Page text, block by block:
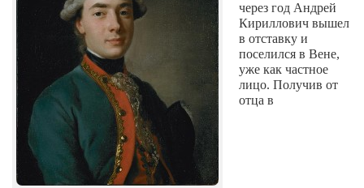
через год Андрей
Кириллович вышел
в отставку и
поселился в Вене,
уже как частное
лицо. Получив от
отца в